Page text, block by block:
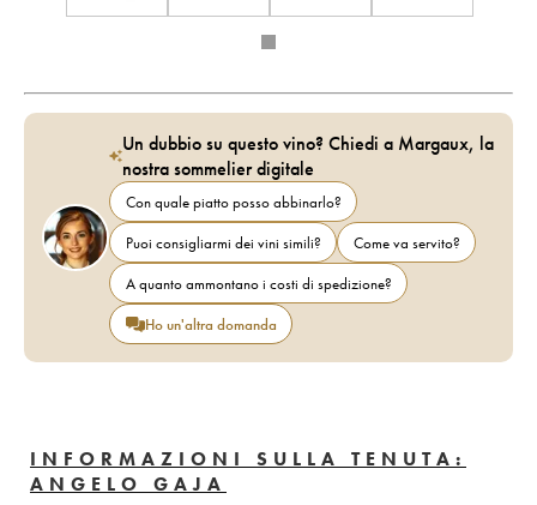
Un dubbio su questo vino? Chiedi a Margaux, la
nostra sommelier digitale
Con quale piatto posso abbinarlo?
Puoi consigliarmi dei vini simili?
Come va servito?
A quanto ammontano i costi di spedizione?
Ho un'altra domanda
INFORMAZIONI SULLA TENUTA:
ANGELO GAJA